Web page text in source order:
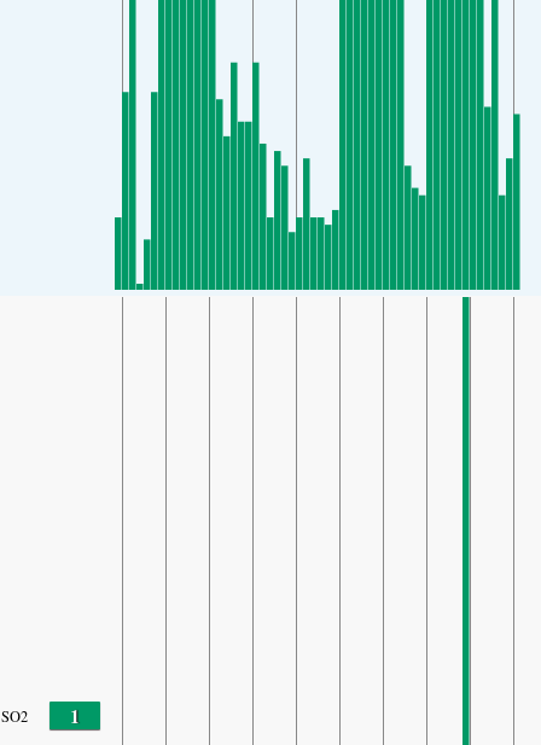
SO2 1